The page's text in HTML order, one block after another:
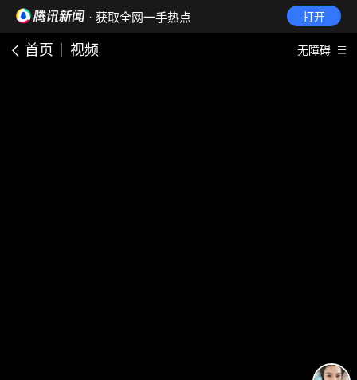
· 获取全网一手热点 打开
首页 视频 无障碍